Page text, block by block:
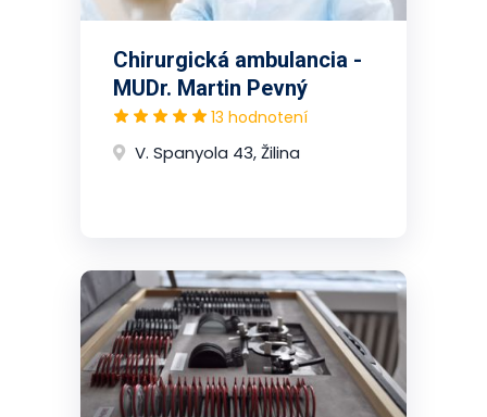
Chirurgická ambulancia -
MUDr. Martin Pevný
13 hodnotení
V. Spanyola 43, Žilina